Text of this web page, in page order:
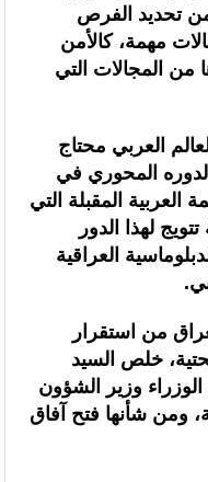
من تحديد الفرص
مهمة، كالأمن
من المجالات التي
العربي محتاج
المحوري في
العربية المقبلة التي
لهذا الدور
العراقية
من استقرار
خلص السيد
وزير الشؤون
ومن شأنها فتح آفاق